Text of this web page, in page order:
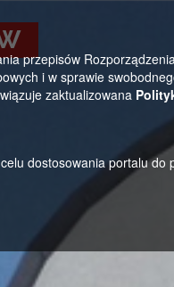
przepisów
i w sprawie
zaktualizowana
dostosowania portalu